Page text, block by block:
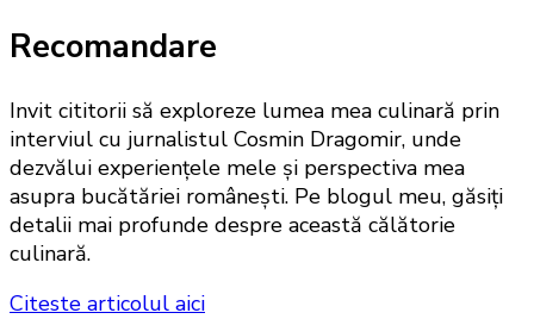
Recomandare
Invit cititorii să exploreze lumea mea culinară prin
interviul cu jurnalistul Cosmin Dragomir, unde
dezvălui experiențele mele și perspectiva mea
asupra bucătăriei românești. Pe blogul meu, găsiți
detalii mai profunde despre această călătorie
culinară.
Citeste articolul aici